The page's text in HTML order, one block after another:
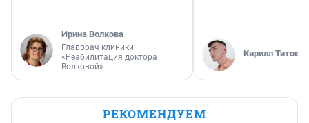
Ирина Волкова
Главврач клиники
«Реабилитация доктора
Волковой»
Кирилл Титов
РЕКОМЕНДУЕМ